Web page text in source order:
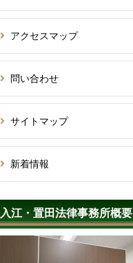
アクセスマップ
問い合わせ
サイトマップ
新着情報
入江・置田法律事務所概要